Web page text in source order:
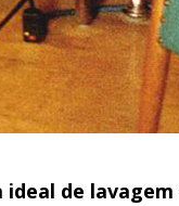
ideal de lavagem